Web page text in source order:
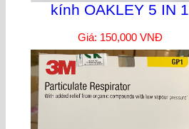
kính OAKLEY 5 IN 1
Giá: 150,000 VNĐ